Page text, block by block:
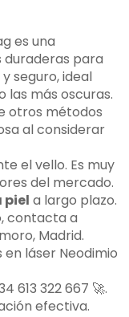
es una
duraderas para
seguro, ideal
las más oscuras.
otros métodos
al considerar
el vello. Es muy
del mercado.
piel a largo plazo.
contacta a
Madrid.
láser Neodimio
613 322 667 🚀.
efectiva.